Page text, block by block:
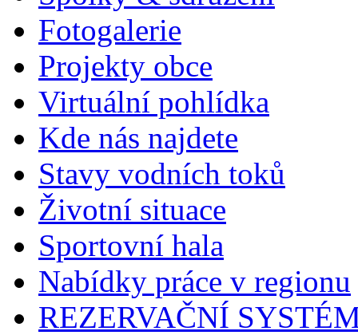
Fotogalerie
Projekty obce
Virtuální pohlídka
Kde nás najdete
Stavy vodních toků
Životní situace
Sportovní hala
Nabídky práce v regionu
REZERVAČNÍ